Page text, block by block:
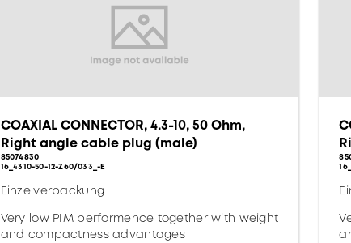
COAXIAL CONNECTOR, 4.3-10, 50 Ohm,
Right angle cable plug (male)
85074830
16_4310-50-12-Z60/033_-E
Einzelverpackung
Very low PIM performence together with weight
and compactness advantages